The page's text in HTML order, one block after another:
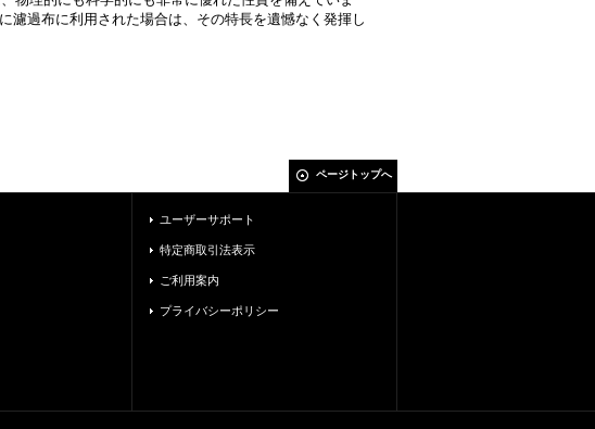
濾過布に利用された場合は、その特長を遺憾なく発揮し
ページトップへ
ユーザーサポート
特定商取引法表示
ご利用案内
プライバシーポリシー